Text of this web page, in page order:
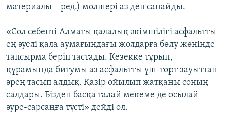
материалы – ред.) мөлшері аз деп санайды.
«Сол себепті Алматы қалалық әкімшілігі асфальтты
ең әуелі қала аумағындағы жолдарға бөлу жөнінде
тапсырма беріп тастады. Кезекке тұрып,
құрамында битумы аз асфальтты үш-төрт зауыттан
әрең тасып алдық. Қазір ойылып жатқаны соның
салдары. Бізден басқа талай мекеме де осылай
әуре-сарсаңға түсті» дейді ол.